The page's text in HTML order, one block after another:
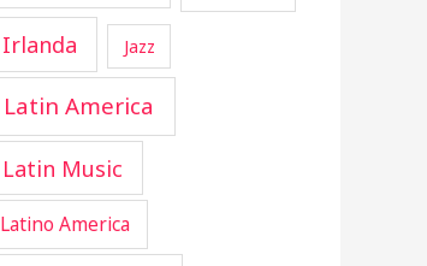
Irlanda Jazz
Latin America
Latin Music
Latino America